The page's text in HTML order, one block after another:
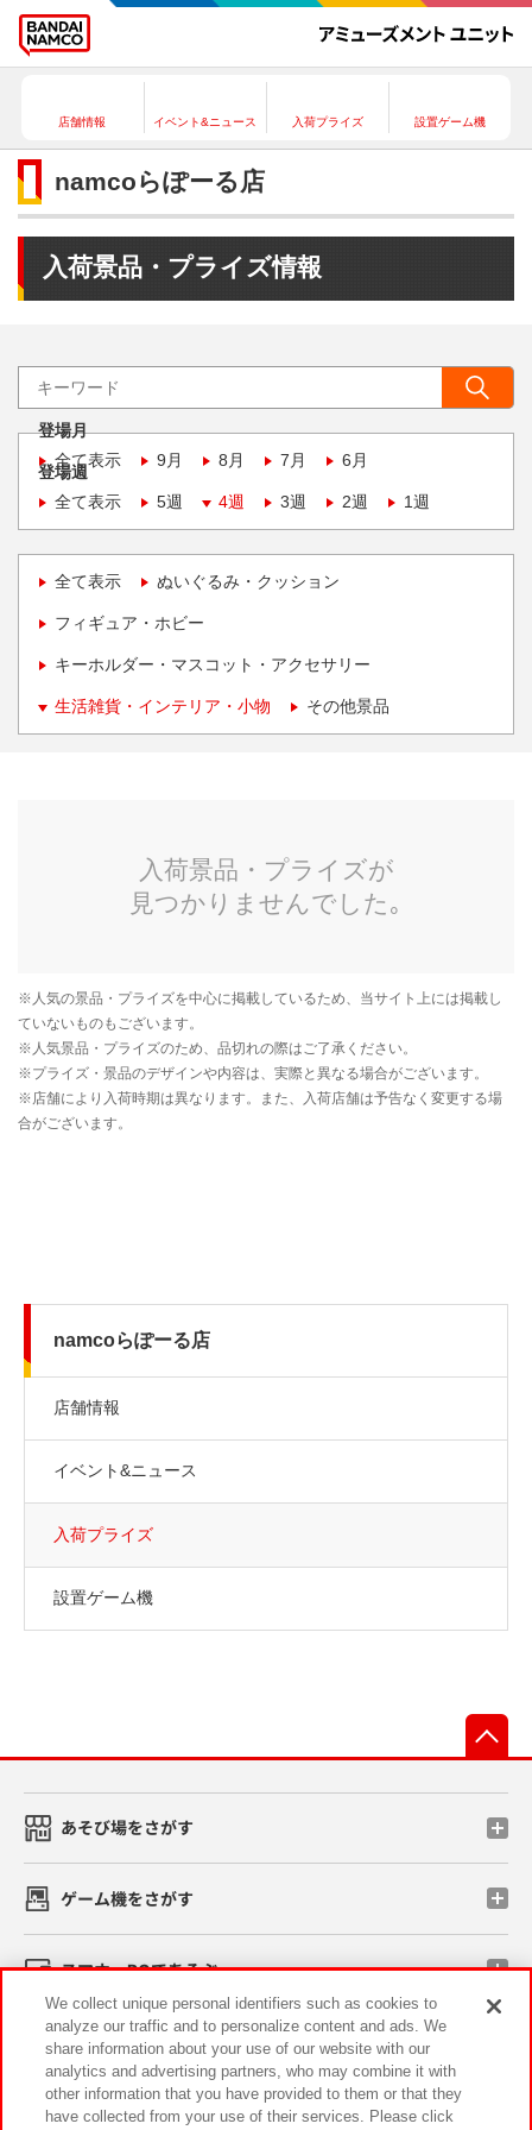
店舗情報 イベント&ニュース 入荷プライズ 設置ゲーム機
namcoらぽーる店
入荷景品・プライズ情報
登場月
全て表示
9月 8月 7月 6月
登場週
全て表示
5週 4週 3週 2週 1週
全て表示 ぬいぐるみ・クッション
フィギュア・ホビー
キーホルダー・マスコット・アクセサリー
生活雑貨・インテリア・小物 その他景品
namcoらぽーる店
店舗情報
イベント&ニュース
入荷プライズ
設置ゲーム機
あそび場をさがす
ゲーム機をさがす
スマホ・PCであそぶ
イベント・キャンペーン
We collect unique personal identifiers such as cookies to
analyze our traffic and to personalize content and ads. We
share information about your use of our website with our
analytics and advertising partners, who may combine it with
other information that you have provided to them or that they
have collected from your use of their services. Please click